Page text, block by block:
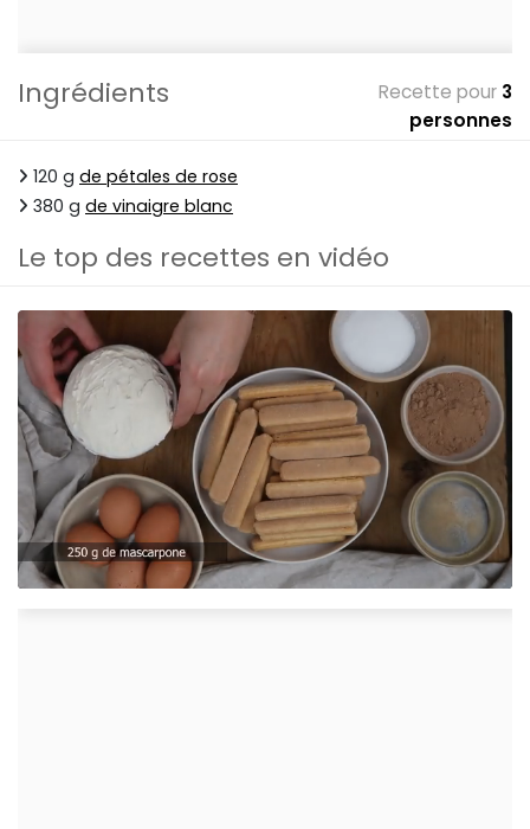
Ingrédients Recette pour 3
personnes
120 g de pétales de rose
380 g de vinaigre blanc
Le top des recettes en vidéo